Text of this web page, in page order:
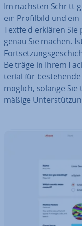
Im nächsten Schritt
ein Pro­fil­bild und ein
Textfeld erklären Sie
genau Sie machen.
Beiträge in Ihrem
te­ri­al für be­stehen­de
möglich, solange
mä­ßi­ge